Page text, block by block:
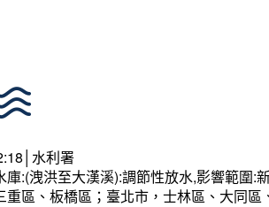
水利署
庫:(洩洪至大漢溪):調節性放水,影響範圍
重區、板橋區；臺北市，士林區、大同